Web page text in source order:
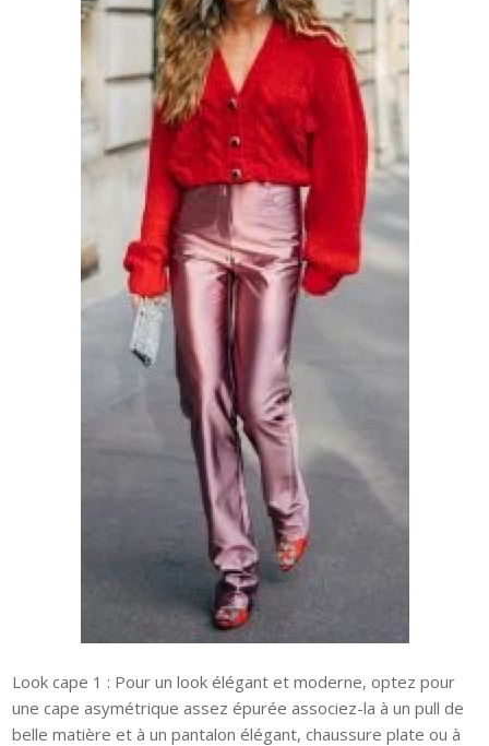
Look cape 1 : Pour un look élégant et moderne, optez pour
une cape asymétrique assez épurée associez-la à un pull de
belle matière et à un pantalon élégant, chaussure plate ou à